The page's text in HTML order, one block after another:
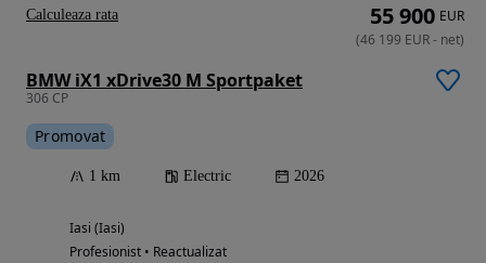
BMW iX1 xDrive30 M Sportpaket
306 CP
Promovat
1 km Electric 2026
Iasi (Iasi)
Profesionist • Reactualizat
55 900 EUR
(46 199 EUR- net)
Calculeaza rata